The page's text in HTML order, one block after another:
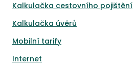
Kalkulačka cestovního pojištění
Kalkulačka úvěrů
Mobilní tarify
Internet